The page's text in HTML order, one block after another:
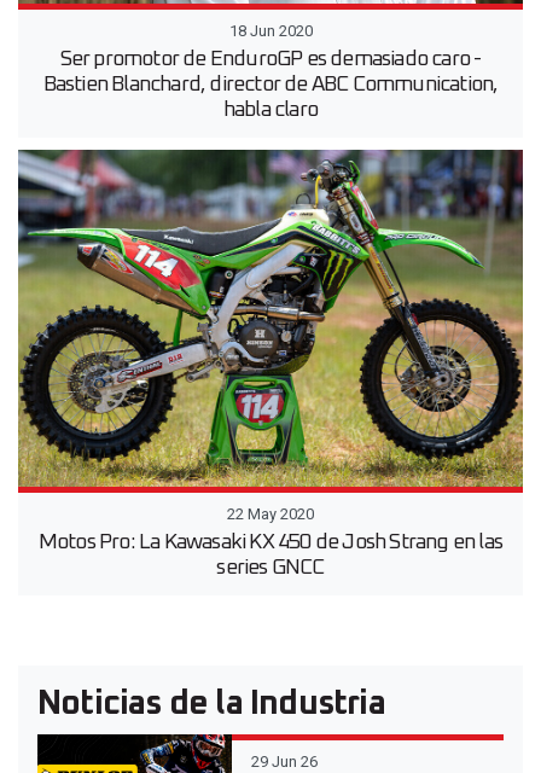
18 Jun 2020
Ser promotor de EnduroGP es demasiado caro -
Bastien Blanchard, director de ABC Communication,
habla claro
22 May 2020
Motos Pro: La Kawasaki KX 450 de Josh Strang en las
series GNCC
Noticias de la Industria
29 Jun 26